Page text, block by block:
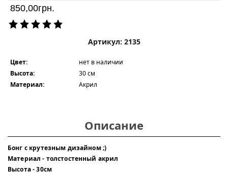
850,00грн.
Артикул: 2135
Цвет:
нет в наличии
Высота:
30 см
Материал:
Акрил
Описание
Бонг с крутезным дизайном ;)
Материал - толстостенный акрил
Высота - 30см